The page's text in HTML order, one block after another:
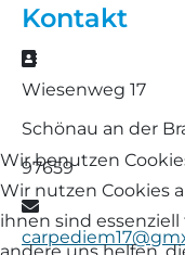
Kontakt
Adresse
Wiesenweg 17
Schönau an der
97659
E-Mail
Wir benutzen
Wir nutzen Cookies
ihnen sind
Formulare/Download
Links Züchter-
Preisrichter in
Futtrationsrechner
Weißes Bergschaf
Landschaf
Rouge de
Schwarzes
Scottish Blackface